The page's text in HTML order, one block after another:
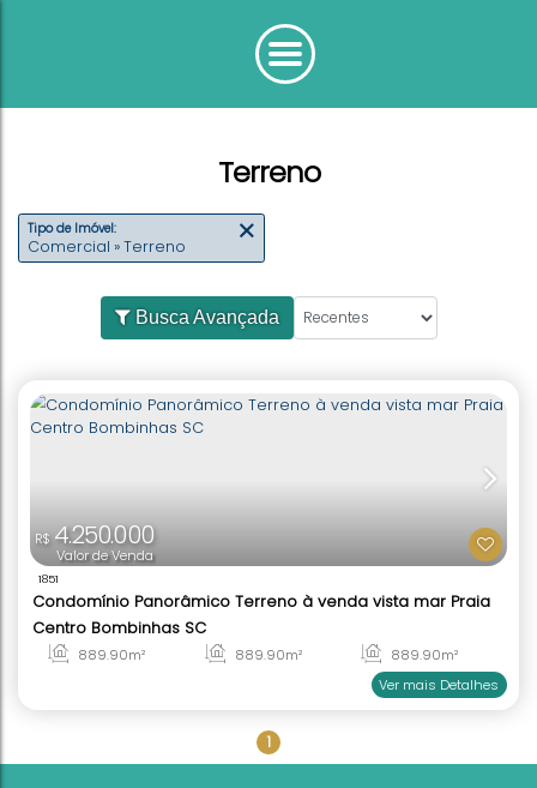
Terreno
Tipo de Imóvel:
Busca Avançada
4.250.000
Condomínio Panorâmico Terreno à venda vista
1